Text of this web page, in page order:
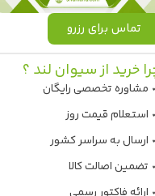
تماس برای رزرو
خرید از سیوان لند ؟
مشاوره تخصصی رایگان
استعلام قیمت روز
ارسال به سراسر کشور
تضمین اصالت کالا